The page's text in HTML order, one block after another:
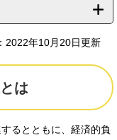
2022年10月20日更新
は
るとともに、経済的負